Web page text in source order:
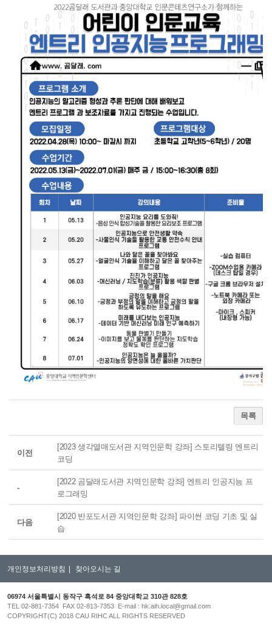
목록
이전
[2023 생각열매도서관 지역인문학 강좌] 스토리텔링 엔트리
코딩
-
[2022 곰달래도서관 지역인문학 강좌] 엔트리 인공지능 프
로그래밍
다음
[2020 반포도서관 지역인문학 강좌] 파이썬 코딩 기초 및 실
습
개인정보처리방침 찾아오시는 길
06974 서울특별시 동작구 흑석로 84 중앙대학교 310관 828호
TEL 02-881-7354 FAX 02-813-7353 E-mail : hk.aih.local@gmail.com
COPYRIGHT(C) 2018 CAU RIHC ALL RIGHTS RESERVED